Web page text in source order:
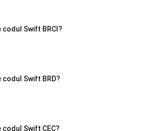
codul Swift BRCI?
codul Swift BRD?
codul Swift CEC?